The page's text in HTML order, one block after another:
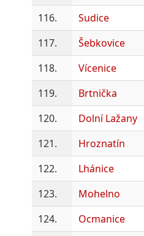
116.
Sudice
117.
Šebkovice
118.
Vícenice
119.
Brtnička
120.
Dolní Lažany
121.
Hroznatín
122.
Lhánice
123.
Mohelno
124.
Ocmanice